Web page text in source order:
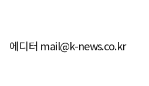
에디터 mail@k-news.co.kr